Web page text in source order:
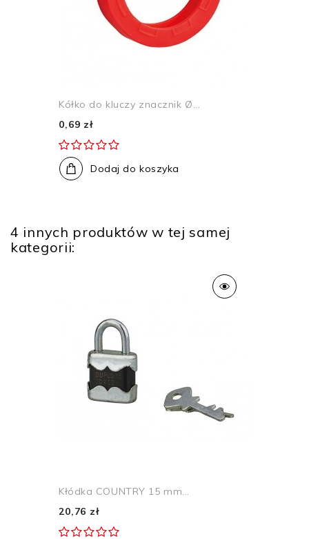
Kółko do kluczy znacznik Ø...
0,69 zł
Dodaj do koszyka
4 innych produktów w tej samej
kategorii:
Kłódka COUNTRY 15 mm...
20,76 zł